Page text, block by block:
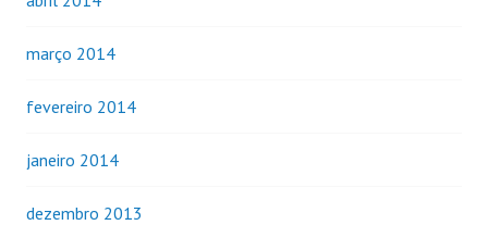
março 2014
fevereiro 2014
janeiro 2014
dezembro 2013